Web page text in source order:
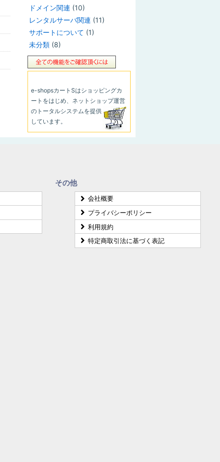
ドメイン関連 (10)
レンタルサーバ関連 (11)
サポートについて (1)
未分類(8)
e-shopsカートSはショッピングカ
ートをはじめ、ネットショップ運営
のトータルシステムを提供
しています。
その他
会社概要
プライバシーポリシー
利用規約
特定商取引法に基づく表記